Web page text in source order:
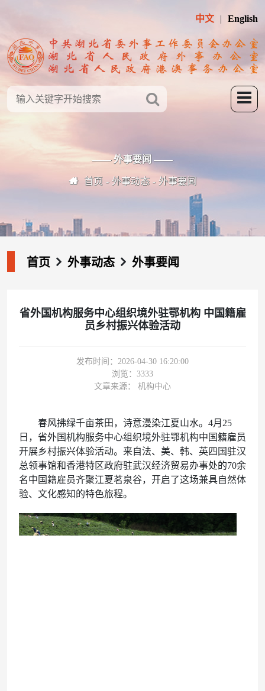
中文 English
—— 外事要闻 ——
首页 外事动态 外事要闻
首页 外事动态 外事要闻
省外国机构服务中心组织境外驻鄂机构 中国籍雇
员乡村振兴体验活动
发布时间：2026-04-30 16:20:00
浏览： 3333
文章来源： 机构中心
春风拂绿千亩茶田，诗意漫染江夏山水。4月25
日，省外国机构服务中心组织境外驻鄂机构中国籍雇员
开展乡村振兴体验活动。来自法、美、韩、英四国驻汉
总领事馆和香港特区政府驻武汉经济贸易办事处的70余
名中国籍雇员齐聚江夏茗泉谷，开启了这场兼具自然体
验、文化感知的特色旅程。